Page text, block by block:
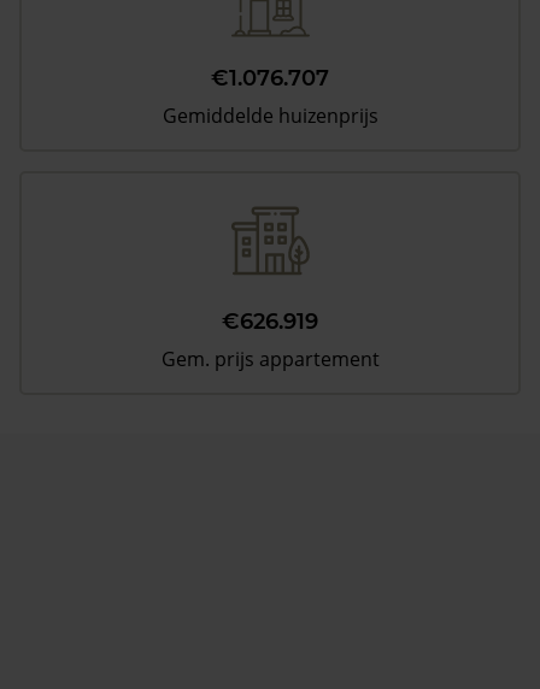
€1.076.707
Gemiddelde huizenprijs
€626.919
Gem. prijs appartement